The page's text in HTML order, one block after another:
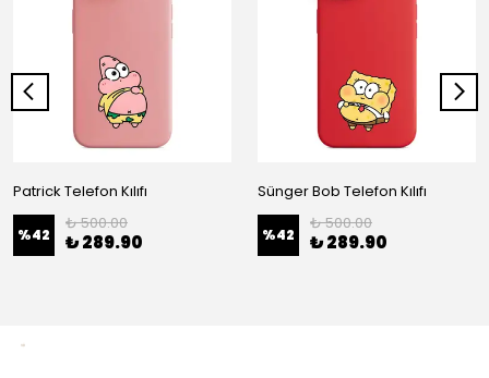
Patrick Telefon Kılıfı
%42
₺ 500.00
₺ 289.90
Sünger Bob Telefon Kılıfı
%42
₺ 500.00
₺ 289.90